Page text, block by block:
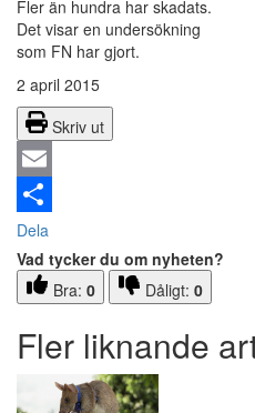
Fler än hundra har skadats.
Det visar en undersökning
som FN har gjort.
2 april 2015
Skriv ut
Email
Dela
Vad tycker du om nyheten?
Bra: 0 Dåligt: 0
Fler liknande